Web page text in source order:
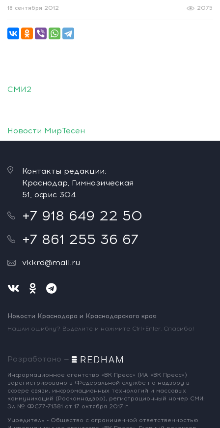
2075
18 сентября 2012
СМИ2
Новости МирТесен
Контакты редакции:
Краснодар, Гимназическая
51, офис 304
+7 918 649 22 50
+7 861 255 36 67
vkkrd@mail.ru
Новости Краснодара и Краснодарского края
Нашли ошибку? Выделите и нажмите Ctrl+Enter. Спасибо!
Разработано —
Информационное агентство «ВК Пресс» (ИА «ВК Пресс»)
зарегистрировано в Федеральной службе по надзору в
сфере связи, информационных технологий и массовых
коммуникаций (Роскомнадзор), регистрационный номер СМИ:
Эл № ФС77-71381 от 17 октября 2017 г.
Учредитель - Общество с ограниченной ответственностью